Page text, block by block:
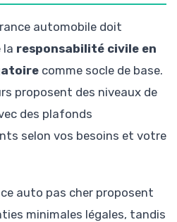
automobile doit
la responsabilité civile en
comme socle de base.
proposent des niveaux de
des plafonds
selon vos besoins et votre
auto pas cher proposent
minimales légales, tandis